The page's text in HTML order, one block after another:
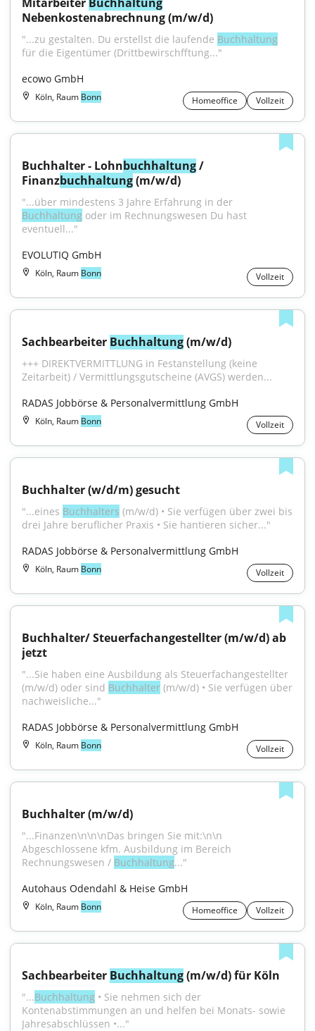
Nebenkostenabrechnung (m/w/d)
"...zu gestalten. Du erstellst die laufende Buchhaltung
für die Eigentümer (Drittbewirschfftung..."
ecowo GmbH
Köln, Raum Bonn Homeoffice Vollzeit
Buchhalter - Lohnbuchhaltung /
Finanzbuchhaltung (m/w/d)
Buchhaltung oder im Rechnungswesen Du hast
eventuell..."
EVOLUTIQ GmbH
Köln, Raum Bonn Vollzeit
Sachbearbeiter Buchhaltung (m/w/d)
+++ DIREKTVERMITTLUNG in Festanstellung (keine
Zeitarbeit) / Vermittlungsgutscheine (AVGS) werden...
RADAS Jobbörse & Personalvermittlung GmbH
Köln, Raum Bonn Vollzeit
Buchhalter (w/d/m) gesucht
"...eines Buchhalters (m/w/d) • Sie verfügen über zwei bis
drei Jahre beruflicher Praxis • Sie hantieren sicher..."
RADAS Jobbörse & Personalvermittlung GmbH
Köln, Raum Bonn Vollzeit
Buchhalter/ Steuerfachangestellter (m/w/d) ab
jetzt
"...Sie haben eine Ausbildung als Steuerfachangestellter
(m/w/d) oder sind Buchhalter (m/w/d) • Sie verfügen über
nachweisliche..."
RADAS Jobbörse & Personalvermittlung GmbH
Köln, Raum Bonn Vollzeit
Buchhalter (m/w/d)
"...Finanzen\n\n\nDas bringen Sie mit:\n\n
Abgeschlossene kfm. Ausbildung im Bereich
Rechnungswesen / Buchhaltung..."
Autohaus Odendahl & Heise GmbH
Köln, Raum Bonn Homeoffice Vollzeit
Sachbearbeiter Buchhaltung (m/w/d) für Köln
"...Buchhaltung • Sie nehmen sich der
Kontenabstimmungen an und helfen bei Monats- sowie
Jahresabschlüssen •..."